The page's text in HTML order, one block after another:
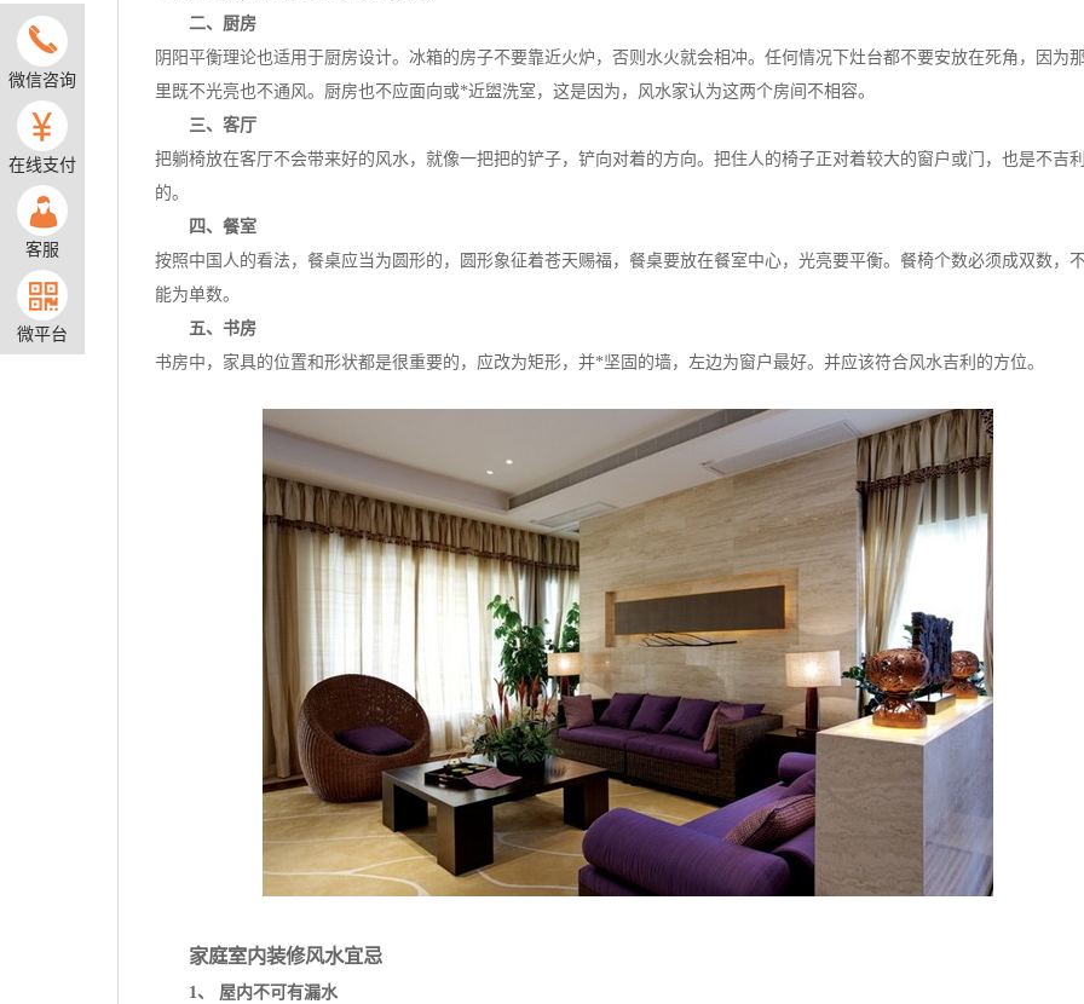
二、厨房
阴阳平衡理论也适用于厨房设计。冰箱的房子不要靠近火炉，否则水火就会相冲。任何情况下灶台都不要安放在死角，因为那
里既不光亮也不通风。厨房也不应面向或*近盥洗室，这是因为，风水家认为这两个房间不相容。
三、客厅
把躺椅放在客厅不会带来好的风水，就像一把把的铲子，铲向对着的方向。把住人的椅子正对着较大的窗户或门，也是不吉利
的。
四、餐室
按照中国人的看法，餐桌应当为圆形的，圆形象征着苍天赐福，餐桌要放在餐室中心，光亮要平衡。餐椅个数必须成双数，
能为单数。
五、书房
书房中，家具的位置和形状都是很重要的，应改为矩形，并*坚固的墙，左边为窗户最好。并应该符合风水吉利的方位。
家庭室内装修风水宜忌
1、 屋内不可有漏水
微信咨询
在线支付
客服
微平台